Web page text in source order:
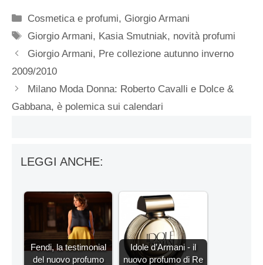
Categorie
Cosmetica e profumi, Giorgio Armani
Tag
Giorgio Armani, Kasia Smutniak, novità profumi
Giorgio Armani, Pre collezione autunno inverno
2009/2010
Milano Moda Donna: Roberto Cavalli e Dolce &
Gabbana, è polemica sui calendari
LEGGI ANCHE:
Fendi, la testimonial
del nuovo profumo
Idole d’Armani - il
nuovo profumo di Re